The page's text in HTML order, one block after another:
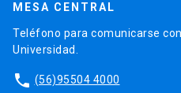
MESA CENTRAL
Teléfono para comunicarse
Universidad.
phone (56)95504 4000